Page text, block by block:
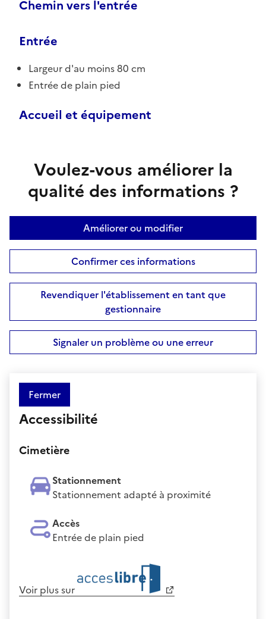
Chemin vers l'entrée
Entrée
Largeur d'au moins 80 cm
Entrée de plain pied
Accueil et équipement
Voulez-vous améliorer la
qualité des informations ?
Améliorer ou modifier
Confirmer ces informations
Revendiquer l'établissement en tant que
gestionnaire
Signaler un problème ou une erreur
Fermer
Accessibilité
Cimetière
Stationnement
Stationnement adapté à proximité
Accès
Entrée de plain pied
Voir plus sur